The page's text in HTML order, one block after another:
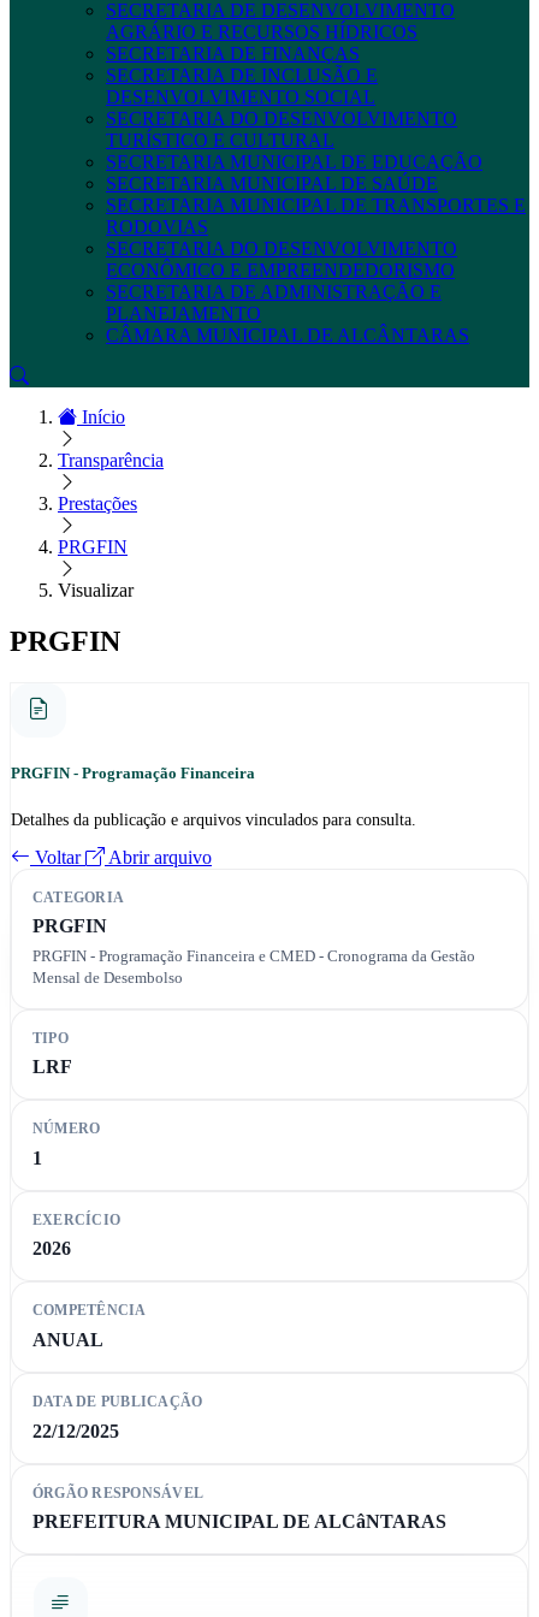
SECRETARIA DE DESENVOLVIMENTO
AGRÁRIO E RECURSOS HÍDRICOS
SECRETARIA DE FINANÇAS
SECRETARIA DE INCLUSÃO E
DESENVOLVIMENTO SOCIAL
SECRETARIA DO DESENVOLVIMENTO
TURÍSTICO E CULTURAL
SECRETARIA MUNICIPAL DE EDUCAÇÃO
SECRETARIA MUNICIPAL DE SAÚDE
SECRETARIA MUNICIPAL DE TRANSPORTES E
RODOVIAS
SECRETARIA DO DESENVOLVIMENTO
ECONÔMICO E EMPREENDEDORISMO
SECRETARIA DE ADMINISTRAÇÃO E
PLANEJAMENTO
CÂMARA MUNICIPAL DE ALCÂNTARAS
Início
Transparência
Prestações
PRGFIN
Visualizar
PRGFIN
PRGFIN - Programação Financeira
Detalhes da publicação e arquivos vinculados para consulta.
Voltar Abrir arquivo
CATEGORIA
PRGFIN
PRGFIN - Programação Financeira e CMED - Cronograma da Gestão
Mensal de Desembolso
TIPO
LRF
NÚMERO
1
EXERCÍCIO
2026
COMPETÊNCIA
ANUAL
DATA DE PUBLICAÇÃO
22/12/2025
ÓRGÃO RESPONSÁVEL
PREFEITURA MUNICIPAL DE ALCâNTARAS